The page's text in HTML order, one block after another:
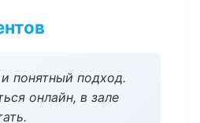
понятный подход.
онлайн, в зале